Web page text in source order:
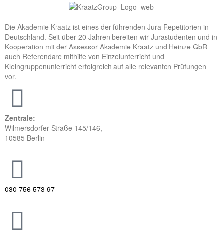
Die Akademie Kraatz ist eines der führenden Jura Repetitorien in
Deutschland. Seit über 20 Jahren bereiten wir Jurastudenten und in
Kooperation mit der Assessor Akademie Kraatz und Heinze GbR
auch Referendare mithilfe von Einzelunterricht und
Kleingruppenunterricht erfolgreich auf alle relevanten Prüfungen
vor.
Zentrale:
Wilmersdorfer Straße 145/146,
10585 Berlin
030 756 573 97